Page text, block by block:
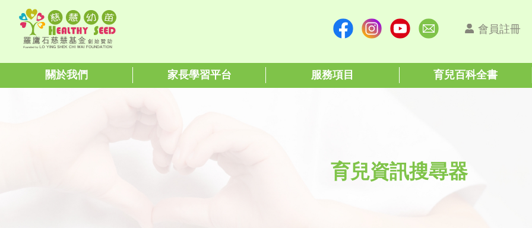
會員註冊
關於我們 家長學習平台 服務項目 育兒百科全書
育兒資訊搜尋器